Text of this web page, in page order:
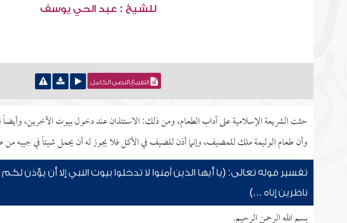
للشيخ : عبد الحي يوسف
التفريغ النصي الكامل
حثت الشريعة الإسلامية على آداب الطعام، ومن ذلك: الاستئذان عند دخول بيوت الآخرين، وأيضاً
وأن طعام الوليمة ملك للمضيف، وإنما أذن للضيف في الأكل فلا يجوز له أن يحمل شيئاً في جيبه من
تفسير قوله تعالى: (يا أيها الذين آمنوا لا تدخلوا بيوت النبي إلا أن يؤذن
ناظرين إناه ...)
بسم الله الرحمن الرحيم.